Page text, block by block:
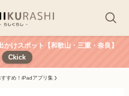
けスポット【和歌山・三重・奈良】
Ckick
すすめ！iPadアプリ集